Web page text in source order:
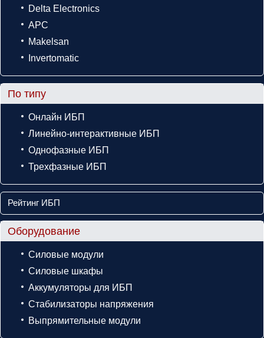
Delta Electronics
APC
Makelsan
Invertomatic
По типу
Онлайн ИБП
Линейно-интерактивные ИБП
Однофазные ИБП
Трехфазные ИБП
Рейтинг ИБП
Оборудование
Силовые модули
Силовые шкафы
Аккумуляторы для ИБП
Стабилизаторы напряжения
Выпрямительные модули